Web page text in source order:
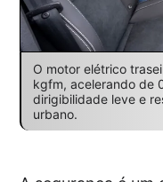
O motor elétrico
kgfm, acelerando de
dirigibilidade leve e
urbano.